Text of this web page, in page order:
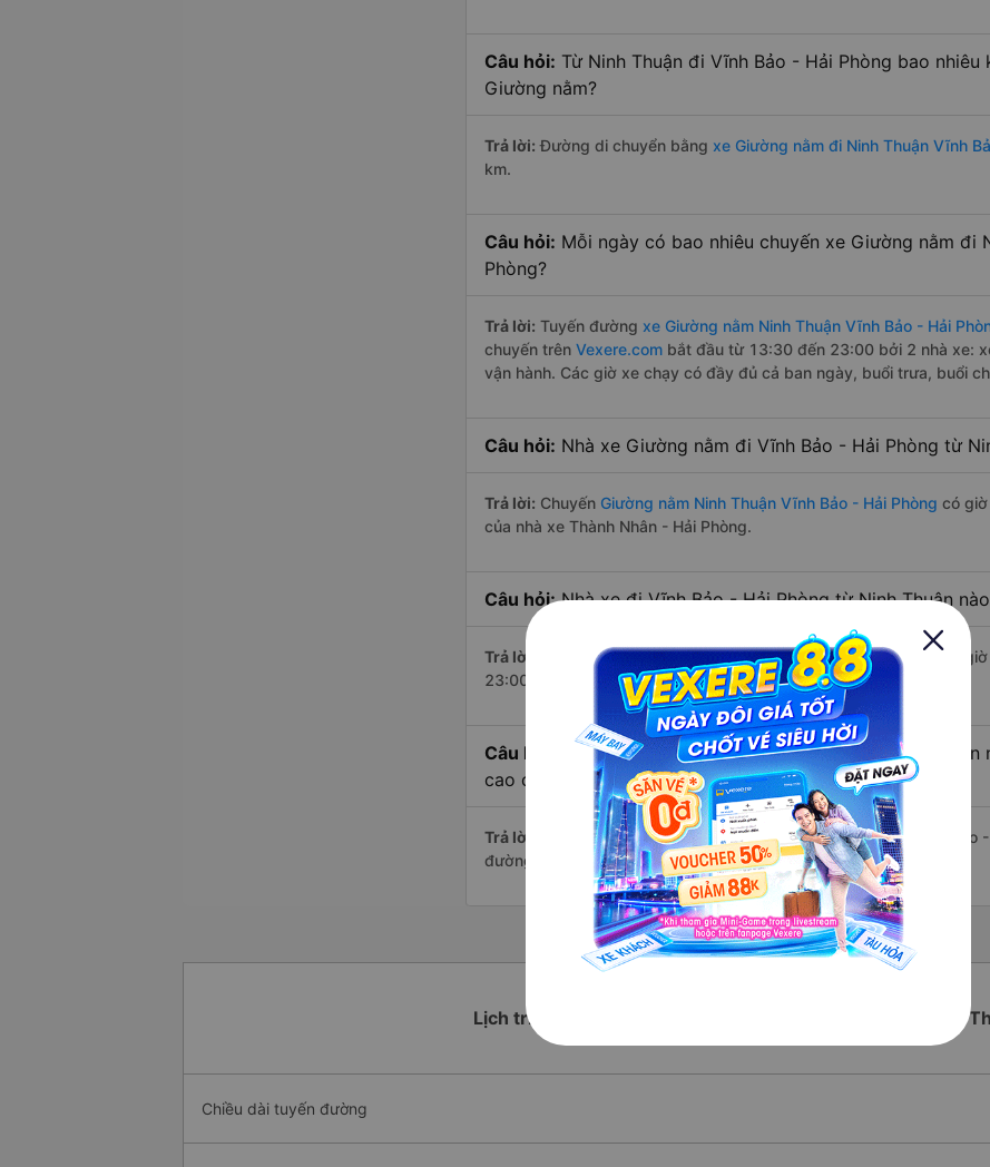
Câu hỏi: Từ Ninh Thuận đi Vĩnh Bảo - Hải Phòng bao
Giường nằm?
Trả lời: Đường di chuyển bằng xe Giường nằm đi Ninh Thuận Vĩnh
km.
Câu hỏi: Mỗi ngày có bao nhiêu chuyến xe Giường nằm đi
Phòng?
Trả lời: Tuyến đường xe Giường nằm Ninh Thuận Vĩnh Bảo - Hải
chuyến trên Vexere.com bắt đầu từ 13:30 đến 23:00 bởi 2 nhà xe:
vận hành. Các giờ xe chạy có đầy đủ cả ban ngày, buổi trưa, buổi
Câu hỏi: Nhà xe Giường nằm đi Vĩnh Bảo - Hải Phòng từ
Trả lời: Chuyến Giường nằm Ninh Thuận Vĩnh Bảo - Hải Phòng có
của nhà xe Thành Nhân - Hải Phòng.
Câu hỏi:Nhà xe đi Vĩnh Bảo - Hải Phòng từ Ninh Thuận
Trả lời: ChuyếnGiường nằm Ninh Thuận Vĩnh Bảo - Hải Phòng
có giờ
23:00 là của nhà xe Thành Nhân - Hải Phòng.
Câu hỏi:
Review xe đi Vĩnh Bảo - Hải Phòng từ Ninh
cao cấp nhất?
Trả lời:
Tạm thời chưa đủ review để đánh giá có nhà xe đi Vĩnh Bảo
đường này có chất lượng xuất sắc.
Lịch trình chi tiết các xe Giường nằm Đi Vĩnh Bảo từ Ninh
Chiều dài tuyến đường